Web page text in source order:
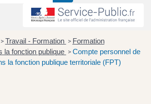
> Travail - Formation > Formation
la fonction publique > Compte personnel de
la fonction publique territoriale (FPT)